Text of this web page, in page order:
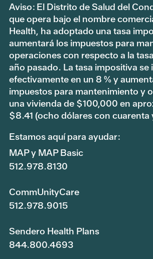
Aviso: El Distrito de Salud del
que opera bajo el nombre
Health, ha adoptado una tasa
aumentará los impuestos para
operaciones con respecto a la
año pasado. La tasa impositiva se
efectivamente en un 8 % y
impuestos para mantenimiento y
una vivienda de $100,000 en
$8.41 (ocho dólares con cuarenta
Estamos aquí para ayudar:
MAP y MAP Basic
512.978.8130
CommUnityCare
512.978.9015
Sendero Health Plans
844.800.4693